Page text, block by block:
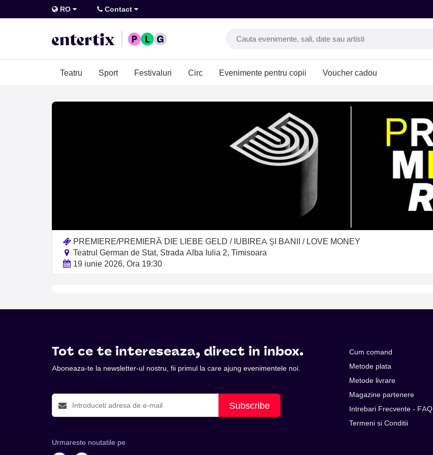
RO Contact
Teatru Sport Festivaluri Circ Evenimente pentru copii Voucher cadou
PREMIERE/PREMIERĂ DIE LIEBE GELD / IUBIREA ȘI BANII / LOVE MONEY
Teatrul German de Stat, Strada Alba Iulia 2, Timisoara
19 iunie 2026, Ora 19:30
Tot ce te intereseaza, direct in inbox.
Aboneaza-te la newsletter-ul nostru, fii primul la care ajung evenimentele noi.
Subscribe
Urmareste noutatile pe
Cum comand
Metode plata
Metode livrare
Magazine partenere
Intrebari Frecvente - FAQ
Termeni si Conditii